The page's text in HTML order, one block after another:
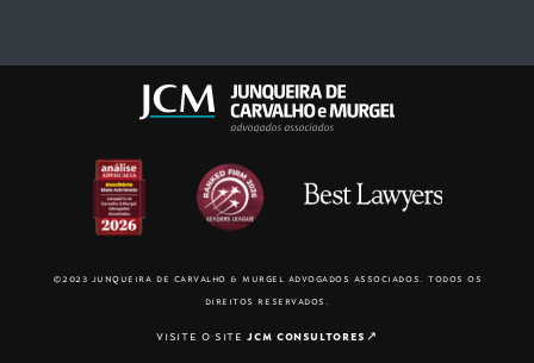
©2023 junqueira de carvalho & murgel advogados associados. todos os
direitos reservados.
visite o sitejcm consultores↗